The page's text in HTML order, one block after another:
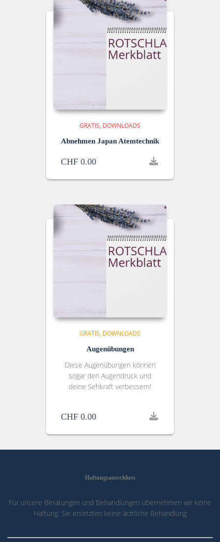
GRATIS DOWNLOADS
Abnehmen Japan Atemtechnik
CHF 0.00
GRATIS DOWNLOADS
Augenübungen
Diese Augenübungen können
sogar den Augendruck und
deine Sehkraft verbessern!
CHF 0.00
Haftungsausschluss
Für unsere Beratungen und Behandlungen übernehmen wir keine
Haftung. Sie ersetzten keine ärztliche Behandlung